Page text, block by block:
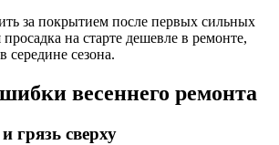
за покрытием после первых сильных
на старте дешевле в ремонте,
середине сезона.
весеннего ремонта
грязь сверху